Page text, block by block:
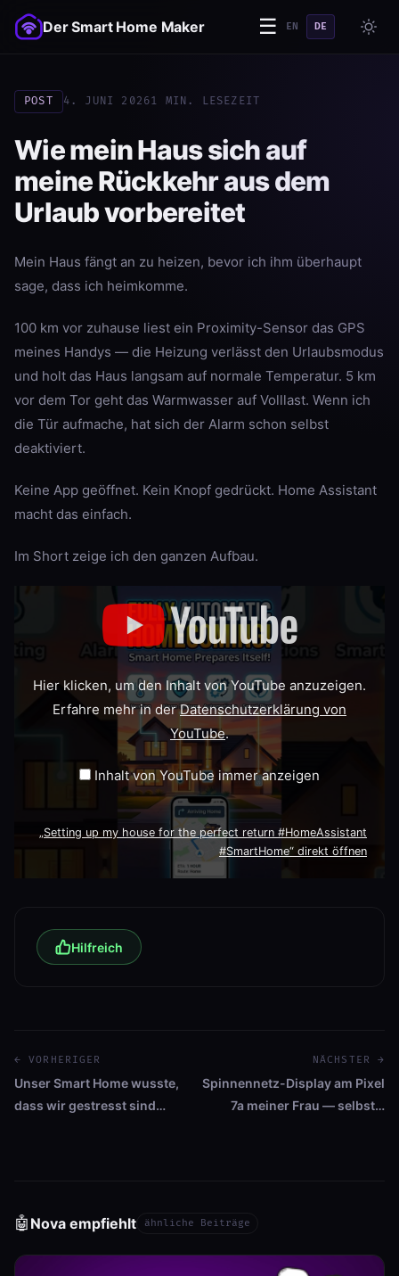
Der Smart Home Maker ☰ EN DE
POST 4. JUNI 20261 MIN. LESEZEIT
Wie mein Haus sich auf
meine Rückkehr aus dem
Urlaub vorbereitet
Mein Haus fängt an zu heizen, bevor ich ihm überhaupt
sage, dass ich heimkomme.
100 km vor zuhause liest ein Proximity-Sensor das GPS
meines Handys — die Heizung verlässt den Urlaubsmodus
und holt das Haus langsam auf normale Temperatur. 5 km
vor dem Tor geht das Warmwasser auf Volllast. Wenn ich
die Tür aufmache, hat sich der Alarm schon selbst
deaktiviert.
Keine App geöffnet. Kein Knopf gedrückt. Home Assistant
macht das einfach.
Im Short zeige ich den ganzen Aufbau.
return
#SmartHome“
Hier klicken, um den Inhalt von YouTube anzuzeigen.
Erfahre mehr in derDatenschutzerklärung von
YouTube.
Inhalt von YouTube immer anzeigen
„Setting up my house for the perfect return #HomeAssistant
#SmartHome“ direkt öffnen
Hilfreich
← VORHERIGER
Unser Smart Home wusste,
dass wir gestresst sind…
NÄCHSTER →
Spinnennetz-Display am Pixel
7a meiner Frau — selbst…
🤖 Nova empfiehlt ähnliche Beiträge